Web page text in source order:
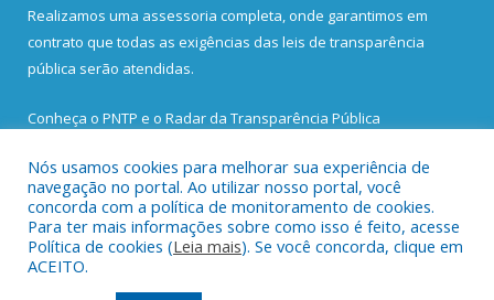
Realizamos uma assessoria completa, onde garantimos em
contrato que todas as exigências das leis de transparência
pública serão atendidas.
Conheça o PNTP e o Radar da Transparência Pública
Todos os direitos reservados a Prefeitura Municipal de Santa
Bárbara do Pará.
Nós usamos cookies para melhorar sua experiência de
navegação no portal. Ao utilizar nosso portal, você
concorda com a política de monitoramento de cookies.
Para ter mais informações sobre como isso é feito, acesse
Política de cookies (Leia mais). Se você concorda, clique em
ACEITO.